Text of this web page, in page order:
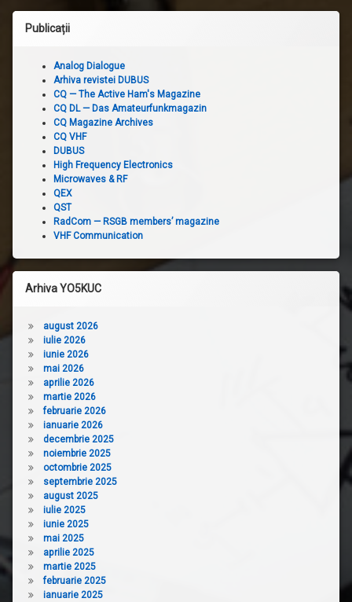
Publicații
Analog Dialogue
Arhiva revistei DUBUS
CQ — The Active Ham's Magazine
CQ DL — Das Amateurfunkmagazin
CQ Magazine Archives
CQ VHF
DUBUS
High Frequency Electronics
Microwaves & RF
QEX
QST
RadCom — RSGB members’ magazine
VHF Communication
Arhiva YO5KUC
august 2026
iulie 2026
iunie 2026
mai 2026
aprilie 2026
martie 2026
februarie 2026
ianuarie 2026
decembrie 2025
noiembrie 2025
octombrie 2025
septembrie 2025
august 2025
iulie 2025
iunie 2025
mai 2025
aprilie 2025
martie 2025
februarie 2025
ianuarie 2025